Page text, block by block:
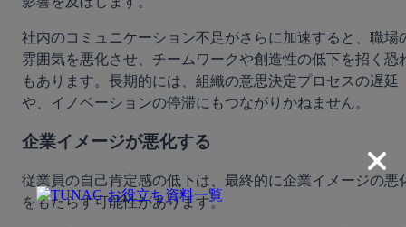
社内のコミュニケーション不足がさらに加速すると、職場
雰囲気を悪化させ、チームワークや創造性の低下を招く恐
もあります。長期的には、組織の意思決定プロセスの遅延
や、イノベーションの停滞にもつながりかねません。
企業イメージが悪化する
従業員の自己肯定感の低下は、最終的に企業イメージの悪
をもたらす可能性があります。